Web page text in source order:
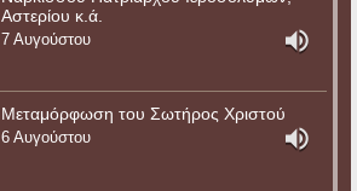
Αστερίου κ.ά.
7 Αυγούστου
Μεταμόρφωση του Σωτήρος Χριστού
6 Αυγούστου